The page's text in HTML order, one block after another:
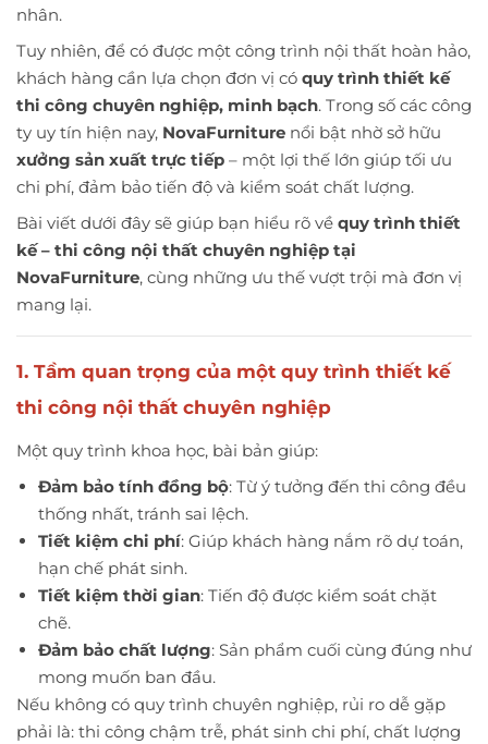
nhân.
Tuy nhiên, để có được một công trình nội thất hoàn hảo,
khách hàng cần lựa chọn đơn vị có quy trình thiết kế
thi công chuyên nghiệp, minh bạch. Trong số các công
ty uy tín hiện nay, NovaFurniture nổi bật nhờ sở hữu
xưởng sản xuất trực tiếp – một lợi thế lớn giúp tối ưu
chi phí, đảm bảo tiến độ và kiểm soát chất lượng.
Bài viết dưới đây sẽ giúp bạn hiểu rõ về quy trình thiết
kế – thi công nội thất chuyên nghiệp tại
NovaFurniture, cùng những ưu thế vượt trội mà đơn vị
mang lại.
1. Tầm quan trọng của một quy trình thiết kế
thi công nội thất chuyên nghiệp
Một quy trình khoa học, bài bản giúp:
Đảm bảo tính đồng bộ: Từ ý tưởng đến thi công đều
thống nhất, tránh sai lệch.
Tiết kiệm chi phí: Giúp khách hàng nắm rõ dự toán,
hạn chế phát sinh.
Tiết kiệm thời gian: Tiến độ được kiểm soát chặt
chẽ.
Đảm bảo chất lượng: Sản phẩm cuối cùng đúng như
mong muốn ban đầu.
Nếu không có quy trình chuyên nghiệp, rủi ro dễ gặp
phải là: thi công chậm trễ, phát sinh chi phí, chất lượng